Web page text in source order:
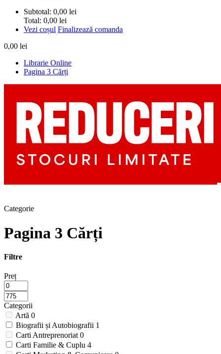
Subtotal: 0,00 lei
Total: 0,00 lei
Vezi coșul Finalizează comanda
0,00 lei
Librarie Online
Pagina 3 Cărți
Categorie
Pagina 3 Cărți
Filtre
Preț
Categorii
Artă 0
Biografii și Autobiografii 1
Carti Antreprenoriat 0
Carti Familie & Cuplu 4